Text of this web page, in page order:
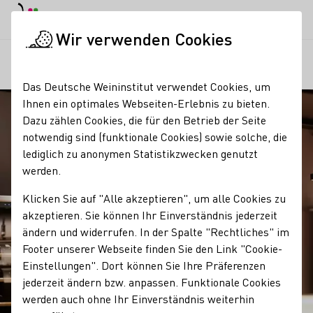
Wir verwenden Cookies
Das Deutsche Weininstitut verwendet Cookies, um
Ihnen ein optimales Webseiten-Erlebnis zu bieten.
Dazu zählen Cookies, die für den Betrieb der Seite
notwendig sind (funktionale Cookies) sowie solche, die
lediglich zu anonymen Statistikzwecken genutzt
werden.
Klicken Sie auf "Alle akzeptieren", um alle Cookies zu
akzeptieren. Sie können Ihr Einverständnis jederzeit
ändern und widerrufen. In der Spalte "Rechtliches" im
Footer unserer Webseite finden Sie den Link "Cookie-
Einstellungen". Dort können Sie Ihre Präferenzen
jederzeit ändern bzw. anpassen. Funktionale Cookies
werden auch ohne Ihr Einverständnis weiterhin